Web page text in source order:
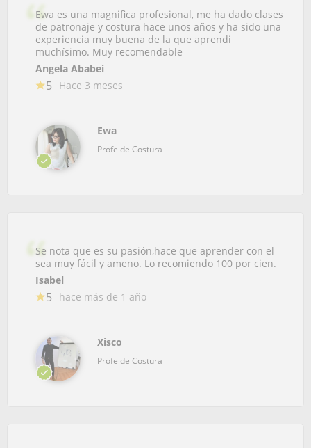
Ewa es una magnifica profesional, me ha dado clases
de patronaje y costura hace unos años y ha sido una
experiencia muy buena de la que aprendi
muchísimo. Muy recomendable
Angela Ababei
5 Hace 3 meses
Ewa
Profe de Costura
Se nota que es su pasión,hace que aprender con el
sea muy fácil y ameno. Lo recomiendo 100 por cien.
Isabel
5 hace más de 1 año
Xisco
Profe de Costura